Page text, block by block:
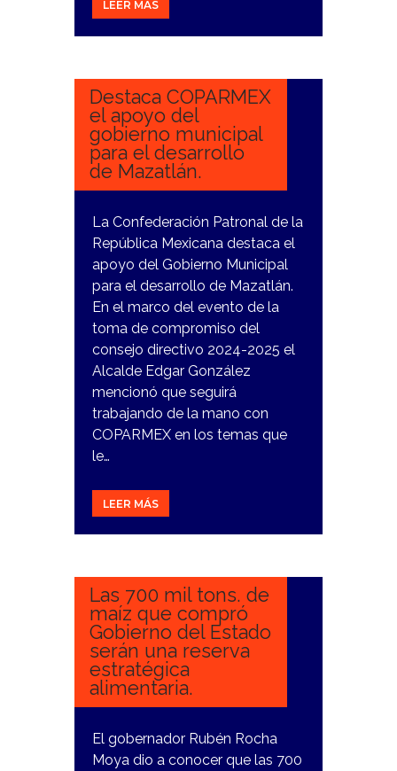
LEER MÁS
15
Destaca COPARMEX
el apoyo del
gobierno municipal
para el desarrollo
de Mazatlán.
La Confederación Patronal de la
República Mexicana destaca el
apoyo del Gobierno Municipal
para el desarrollo de Mazatlán.
En el marco del evento de la
toma de compromiso del
consejo directivo 2024-2025 el
Alcalde Edgar González
mencionó que seguirá
trabajando de la mano con
COPARMEX en los temas que
le…
LEER MÁS
14
Las 700 mil tons. de
maíz que compró
Gobierno del Estado
serán una reserva
estratégica
alimentaria.
El gobernador Rubén Rocha
Moya dio a conocer que las 700